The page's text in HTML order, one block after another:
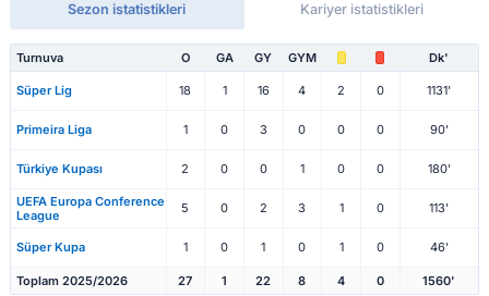
Sezon istatistikleri Kariyer istatistikleri
Turnuva O GA GY GYM Dk'
Süper Lig 18 1 16 4 2 0 1131'
Primeira Liga 1 0 3 0 0 0 90'
Türkiye Kupası 2 0 0 1 0 0 180'
UEFA Europa Conference
League
5 0 2 3 1 0 113'
Süper Kupa 1 0 1 0 1 0 46'
Toplam 2025/2026 27 1 22 8 4 0 1560'